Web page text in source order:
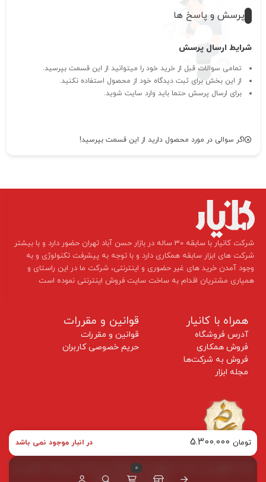
پرسش و پاسخ ها
شرایط ارسال پرسش
تمامی سوالات قبل از خرید خود را میتوانید از این قسمت بپرسید.
از این بخش برای ثبت دیدگاه خود از محصول استفاده نکنید.
برای ارسال پرسش حتما باید وارد سایت شوید.
اگر سوالی در مورد محصول دارید از این قسمت بپرسید!
​شرکت کانیار با سابقه 30 ساله در بازار حسن آباد تهران حضور دارد و با بیشتر
شرکت های ابزار سابقه همکاری دارد و با توجه به پیشرفت تکنولوژی و به
وجود آمدن خرید های غیر حضوری و اینترنتی، شرکت ما در این راستای و
همیاری مشتریان اقدام به ساخت سایت فروش اینترنتی نموده است ​​​​​​​
همراه با کانیار
آدرس فروشگاه
فروش همکاری
فروش به شرکت‌ها
مجله ابزار
قوانین و مقررات
قوانین و مقررات
حریم خصوصی کاربران
کلیه حقوق این سایت متعلق به فروشگاه ابزار کانیار می‌باشد. طراحی و
پشتیبانی توسط طرهلو
5.300.000 تومان در انبار موجود نمی باشد
0